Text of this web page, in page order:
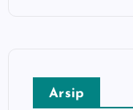
Arsip